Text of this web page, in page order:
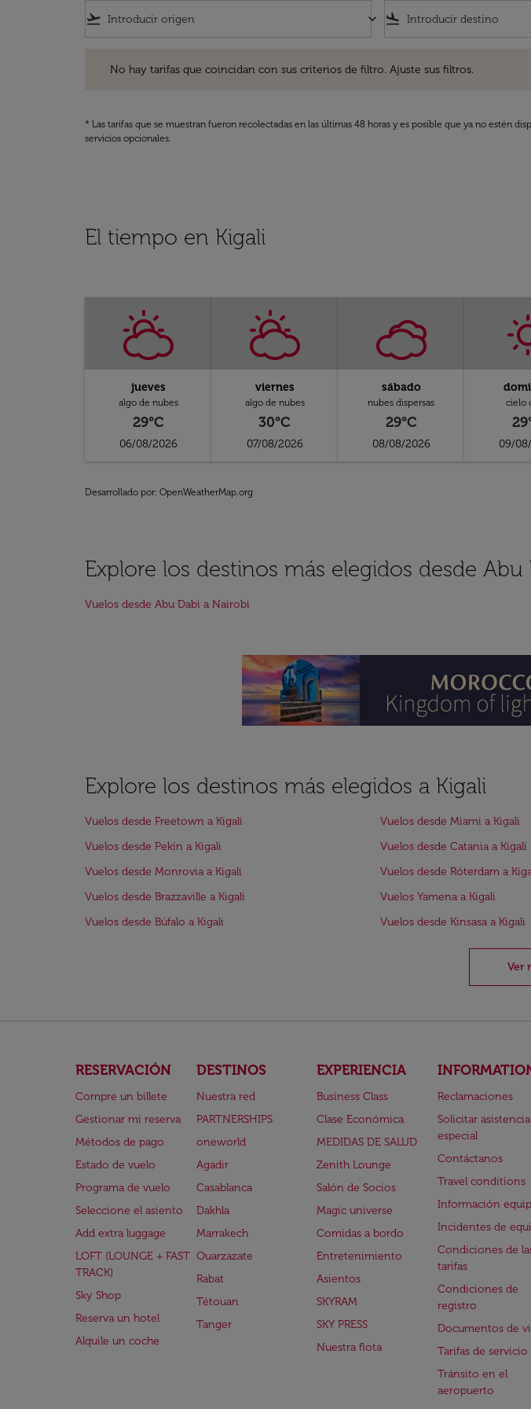
flight_takeoff keyboard_arrow_down flight_land
No hay tarifas que coincidan con sus criterios de filtro. Ajuste sus filtros.
* Las tarifas que se muestran fueron recolectadas en las últimas 48 horas y es posible que ya no estén
servicios opcionales.
El tiempo en Kigali
jueves
algo de nubes
29°C
06/08/2026
viernes
algo de nubes
30°C
07/08/2026
sábado
nubes dispersas
29°C
08/08/2026
cielo
09/
Desarrollado por: OpenWeatherMap.org
Explore los destinos más elegidos desde Abu
Vuelos desde Abu Dabi a Nairobi
Explore los destinos más elegidos a Kigali
Vuelos desde Freetown a Kigali Vuelos desde Miami a Kigali
Vuelos desde Pekín a Kigali
Vuelos desde Catania a Kigali
Vuelos desde Monrovia a Kigali
Vuelos desde Róterdam a
Vuelos desde Brazzaville a Kigali
Vuelos Yamena a Kigali
Vuelos desde Búfalo a Kigali
Vuelos desde Kinsasa a Kigali
Ver
RESERVACIÓN
Compre un billete
Gestionar mi reserva
Métodos de pago
Estado de vuelo
Programa de vuelo
Seleccione el asiento
Add extra luggage
LOFT (LOUNGE + FAST
TRACK)
Sky Shop
Reserva un hotel
Alquile un coche
DESTINOS
Nuestra red
PARTNERSHIPS
oneworld
Agadir
Casablanca
Dakhla
Marrakech
Ouarzazate
Rabat
Tétouan
Tanger
EXPERIENCIA
Business Class
Clase Económica
MEDIDAS DE SALUD
Zenith Lounge
Salón de Socios
Magic universe
Comidas a bordo
Entretenimiento
Asientos
SKYRAM
SKY PRESS
Nuestra flota
Reclamaciones
Solicitar asistencia
especial
Contáctanos
Travel conditions
Información
Incidentes de
Condiciones de
tarifas
Condiciones de
registro
Documentos de
Tarifas de servicio
Tránsito en el
aeropuerto